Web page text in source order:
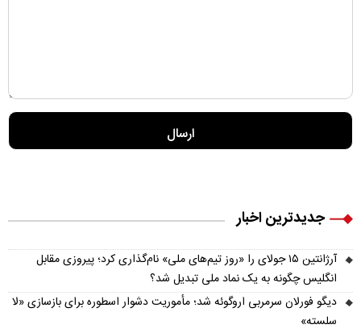
جدیدترین اخبار
آرژانتین ۱۵ جولای را «روز تیم‌های ملی» نام‌گذاری کرد؛ پیروزی مقابل
انگلیس چگونه به یک نماد ملی تبدیل شد؟
دیگو فورلان سرمربی اروگوئه شد؛ مأموریت دشوار اسطوره برای بازسازی «لا
سلسته»